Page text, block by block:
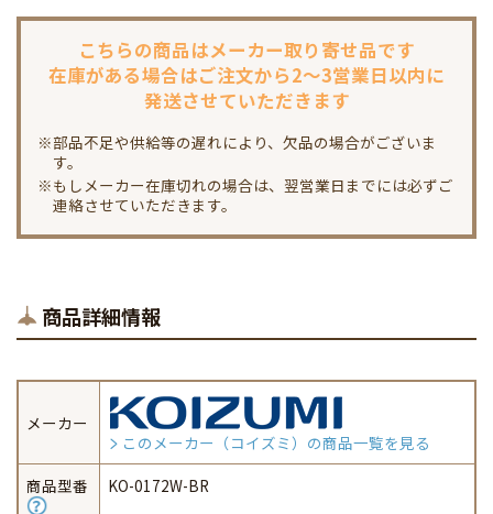
こちらの商品はメーカー取り寄せ品です
在庫がある場合はご注文から2～3営業日以内に
発送させていただきます
※部品不足や供給等の遅れにより、欠品の場合がございま
す。
※もしメーカー在庫切れの場合は、翌営業日までには必ずご
連絡させていただきます。
商品詳細情報
メーカー
このメーカー（コイズミ）の商品一覧を見る
商品型番
KO-0172W-BR